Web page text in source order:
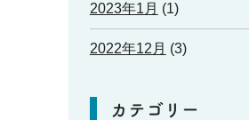
2023年1月 (1)
2022年12月 (3)
カテゴリー